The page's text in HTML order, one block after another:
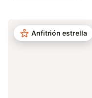
inmueble no dispone de
Anfitrión estrella